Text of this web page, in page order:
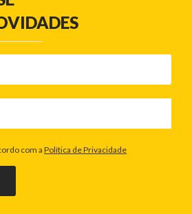
com a Política de Privacidade